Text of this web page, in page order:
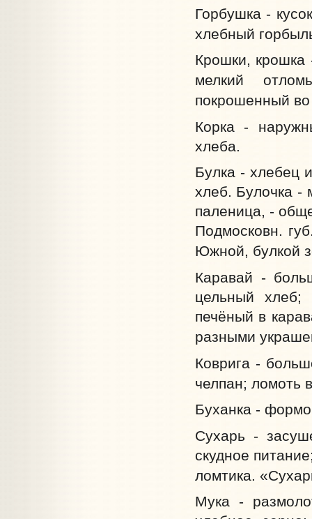
Горбушка -
хлебный
Крошки, крошка
мелкий
покрошенный
Корка -
хлеба.
Булка - хлебец
хлеб. Булочка -
паленица, -
Подмосковн.
Южной, булкой
Каравай -
цельный
печёный в
разными
Коврига -
челпан; ломоть
Буханка -
Сухарь -
скудное
ломтика.
Мука -